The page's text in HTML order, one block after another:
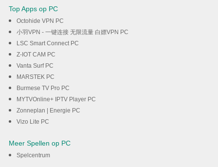
Top Apps op PC
Octohide VPN PC
小羽VPN - 一键连接 无限流量 白嫖VPN PC
LSC Smart Connect PC
Z-IOT CAM PC
Vanta Surf PC
MARSTEK PC
Burmese TV Pro PC
MYTVOnline+ IPTV Player PC
Zonneplan | Energie PC
Vizo Lite PC
Meer Spellen op PC
Spelcentrum